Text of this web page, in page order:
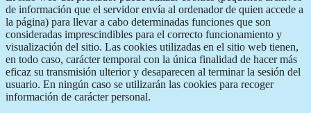
de información que el servidor envía al ordenador de quien accede a
la página) para llevar a cabo determinadas funciones que son
consideradas imprescindibles para el correcto funcionamiento y
visualización del sitio. Las cookies utilizadas en el sitio web tienen,
en todo caso, carácter temporal con la única finalidad de hacer más
eficaz su transmisión ulterior y desaparecen al terminar la sesión del
usuario. En ningún caso se utilizarán las cookies para recoger
información de carácter personal.